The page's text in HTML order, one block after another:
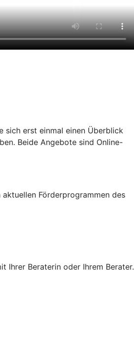
sich erst einmal einen Überblick
Beide Angebote sind Online-
Förderprogrammen des
Ihrer Beraterin oder Ihrem Berater.